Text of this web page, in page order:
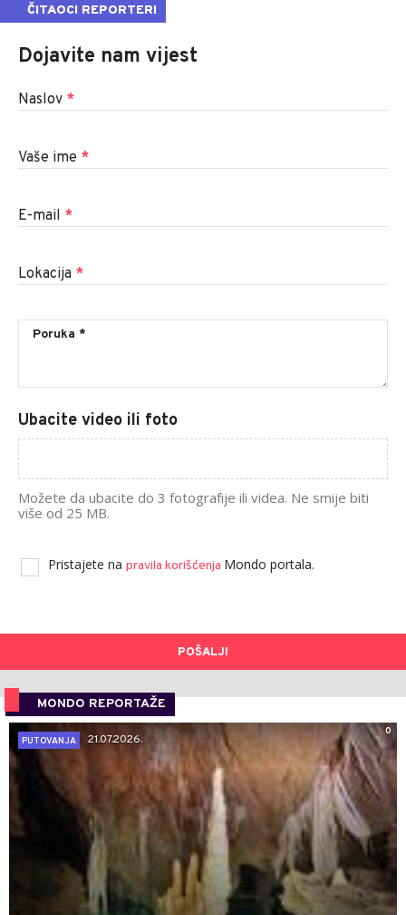
ČITAOCI REPORTERI
Dojavite nam vijest
Naslov *
Vaše ime *
E-mail *
Lokacija *
Ubacite video ili foto
Možete da ubacite do 3 fotografije ili videa. Ne smije biti
više od 25 MB.
Pristajete na pravila korišćenja Mondo portala.
POŠALJI
MONDO REPORTAŽE
0
PUTOVANJA
21.07.2026.